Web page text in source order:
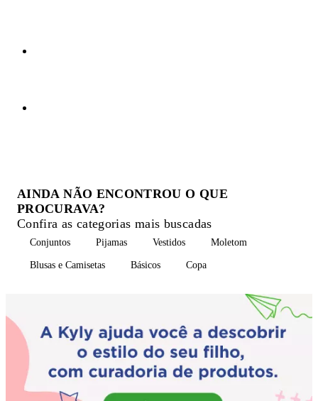
AINDA NÃO ENCONTROU O QUE
PROCURAVA?
Confira as categorias mais buscadas
Conjuntos Pijamas Vestidos Moletom
Blusas e Camisetas Básicos Copa